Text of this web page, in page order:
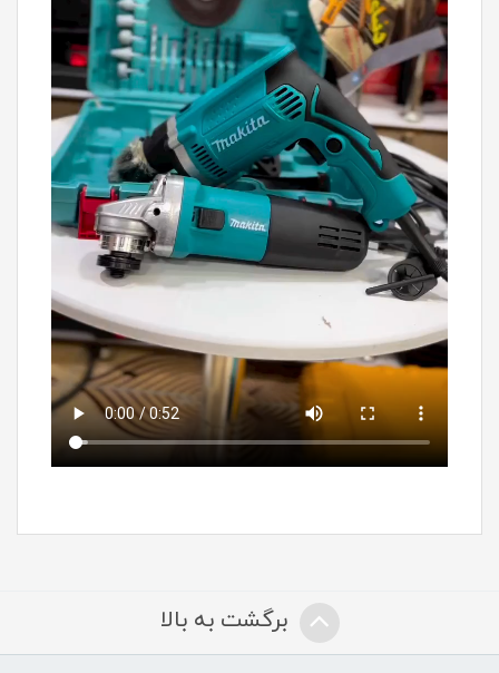
برگشت به بالا